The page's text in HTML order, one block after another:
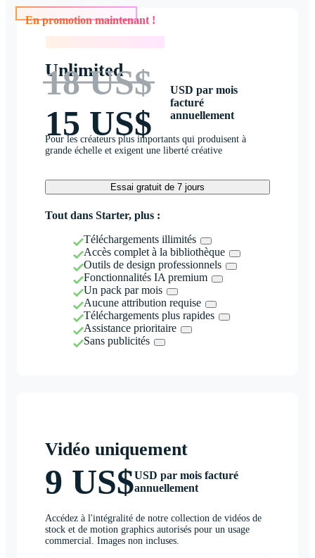
En promotion maintenant !
Unlimited
18 US$
15 US$
USD par mois
facturé
annuellement
Pour les créateurs plus importants qui produisent à
grande échelle et exigent une liberté créative
Essai gratuit de 7 jours
Tout dans Starter, plus :
Téléchargements illimités
Accès complet à la bibliothèque
Outils de design professionnels
Fonctionnalités IA premium
Un pack par mois
Aucune attribution requise
Téléchargements plus rapides
Assistance prioritaire
Sans publicités
Vidéo uniquement
9 US$USD par mois facturé
annuellement
Accédez à l'intégralité de notre collection de vidéos de
stock et de motion graphics autorisés pour un usage
commercial. Images non incluses.